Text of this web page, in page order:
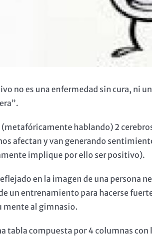
no es una enfermedad sin cura, ni
hablando) 2
afectan y van generando
implique por ello ser positivo).
en la imagen de una persona
un entrenamiento para hacerse
mente al gimnasio.
tabla compuesta por 4 columnas con